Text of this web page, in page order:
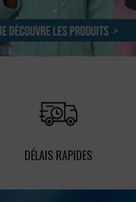
DÉLAIS RAPIDES